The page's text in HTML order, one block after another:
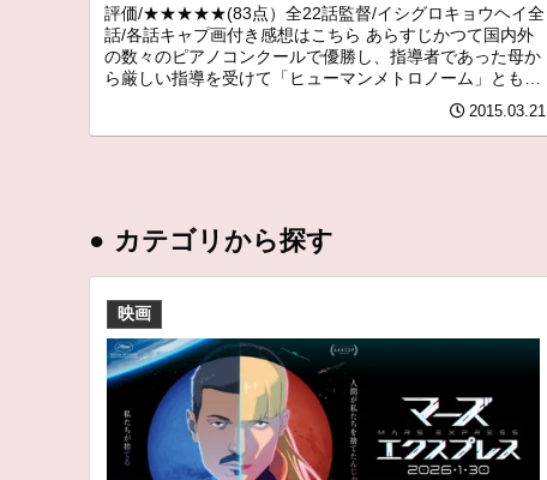
評価/★★★★★(83点）全22話監督/イシグロキョウヘイ全
話/各話キャプ画付き感想はこちら あらすじかつて国内外
の数々のピアノコンクールで優勝し、指導者であった母か
ら厳しい指導を受けて「ヒューマンメトロノーム」とも呼
2015.03.21
● カテゴリから探す
映画